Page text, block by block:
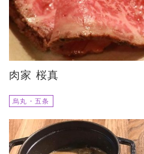
肉家 桜真
烏丸・五条